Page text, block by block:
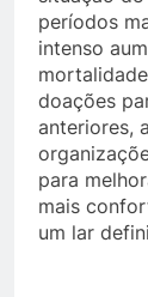
períodos
intenso
doações
anteriores,
para
mais
um lar